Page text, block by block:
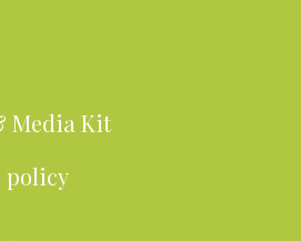
Media Kit
policy